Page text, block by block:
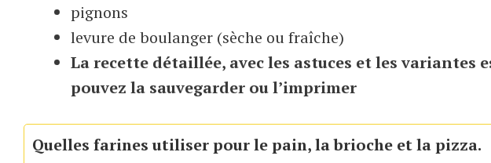
pignons
levure de boulanger (sèche ou fraîche)
La recette détaillée, avec les astuces et les variantes
pouvez la sauvegarder ou l’imprimer
Quelles farines utiliser pour le pain, la brioche et la pizza.